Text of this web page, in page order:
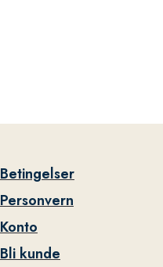
Betingelser
Personvern
Konto
Bli kunde